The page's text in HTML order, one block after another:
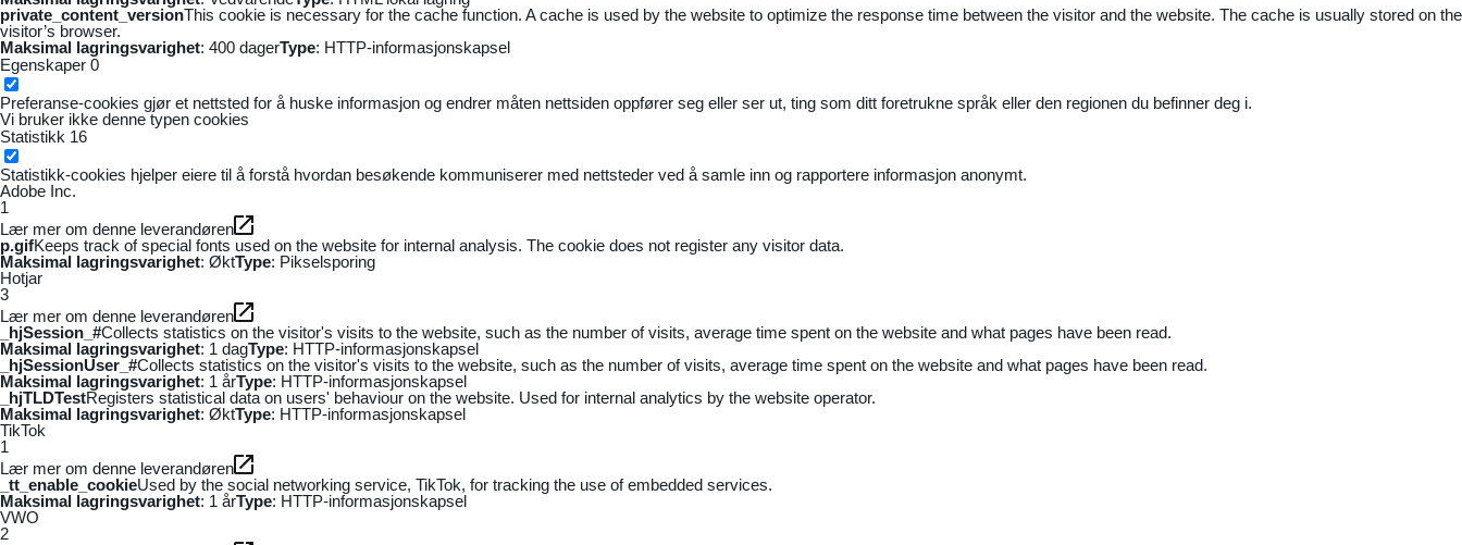
private_content_versionThis cookie is necessary for the cache function. A cache is used by the website to optimize the response time between the visitor and the website. The cache is usually stored on the
visitor’s browser.
Maksimal lagringsvarighet: 400 dagerType: HTTP-informasjonskapsel
Egenskaper 0
Preferanse-cookies gjør et nettsted for å huske informasjon og endrer måten nettsiden oppfører seg eller ser ut, ting som ditt foretrukne språk eller den regionen du befinner deg i.
Vi bruker ikke denne typen cookies
Statistikk 16
Statistikk-cookies hjelper eiere til å forstå hvordan besøkende kommuniserer med nettsteder ved å samle inn og rapportere informasjon anonymt.
Adobe Inc.
1
Lær mer om denne leverandøren
p.gifKeeps track of special fonts used on the website for internal analysis. The cookie does not register any visitor data.
Maksimal lagringsvarighet: ØktType: Pikselsporing
Hotjar
3
Lær mer om denne leverandøren
_hjSession_#Collects statistics on the visitor's visits to the website, such as the number of visits, average time spent on the website and what pages have been read.
Maksimal lagringsvarighet: 1 dagType: HTTP-informasjonskapsel
_hjSessionUser_#Collects statistics on the visitor's visits to the website, such as the number of visits, average time spent on the website and what pages have been read.
Maksimal lagringsvarighet: 1 årType: HTTP-informasjonskapsel
_hjTLDTestRegisters statistical data on users' behaviour on the website. Used for internal analytics by the website operator.
Maksimal lagringsvarighet: ØktType: HTTP-informasjonskapsel
TikTok
1
Lær mer om denne leverandøren
_tt_enable_cookieUsed by the social networking service, TikTok, for tracking the use of embedded services.
Maksimal lagringsvarighet: 1 årType: HTTP-informasjonskapsel
VWO
2